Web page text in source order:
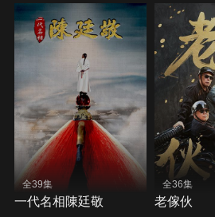
全39集
一代名相陳廷敬
全36集
老傢伙